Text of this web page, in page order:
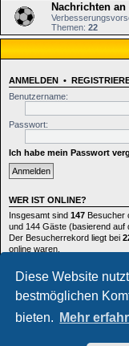
Diese Website
bestmöglichen
bieten.
Mehr
Nachrichten
Themen: 22
ANMELDEN •
Benutzername:
Passwort:
Ich habe mein Passwort
WER IST ONLINE?
Insgesamt sind 147 Besucher
und 144 Gäste (basierend auf
Der Besucherrekord liegt bei
online waren.
STATISTIK
Beiträge insgesamt
164352 •
neuestes Mitglied: